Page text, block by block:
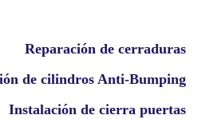
Reparación de cerraduras
de cilindros Anti-Bumping
Instalación de cierra puertas